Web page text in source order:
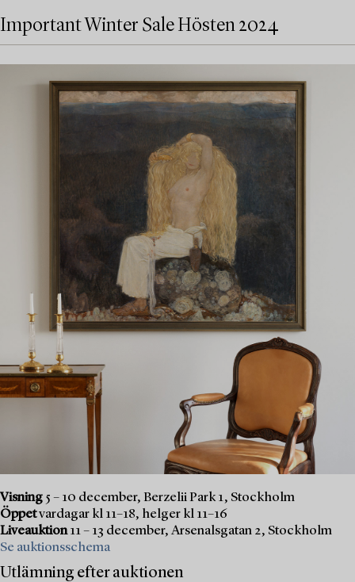
Important Winter Sale Hösten 2024
Visning 5 – 10 december, Berzelii Park 1, Stockholm
Öppetvardagar kl 11–18, helger kl 11–16
Liveauktion11 – 13 december, Arsenalsgatan 2, Stockholm
Se auktionsschema
Utlämning efter auktionen